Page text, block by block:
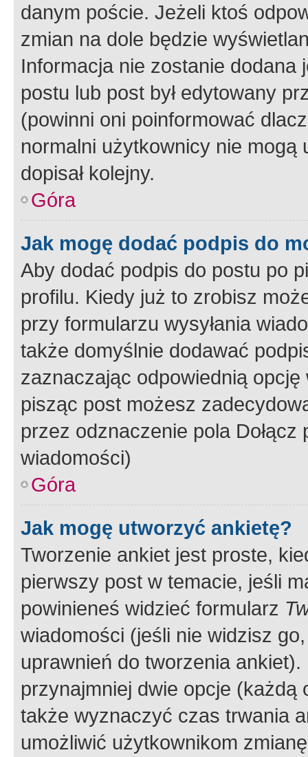
danym poście. Jeżeli ktoś
zmian na dole będzie
Informacja nie zostanie dodana
postu lub post był edytowany
(powinni oni poinformować
normalni użytkownicy nie
dopisał kolejny.
Góra
Jak mogę dodać podpis do
Aby dodać podpis do postu po
profilu. Kiedy już to zrobisz
przy formularzu wysyłania
także domyślnie dodawać
zaznaczając odpowiednią
pisząc post możesz
przez odznaczenie pola
wiadomości)
Góra
Jak mogę utworzyć ankietę?
Tworzenie ankiet jest proste,
pierwszy post w temacie, jeśli
powinieneś widzieć formularz
wiadomości (jeśli nie widzisz
uprawnień do tworzenia
przynajmniej dwie opcje
także wyznaczyć czas trwania
umożliwić użytkownikom